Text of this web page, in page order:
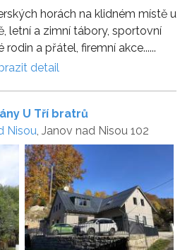
horách na klidném místě u
letní a zimní tábory, sportovní
a přátel, firemní akce......
detail
U Tří bratrů
Nisou, Janov nad Nisou 102